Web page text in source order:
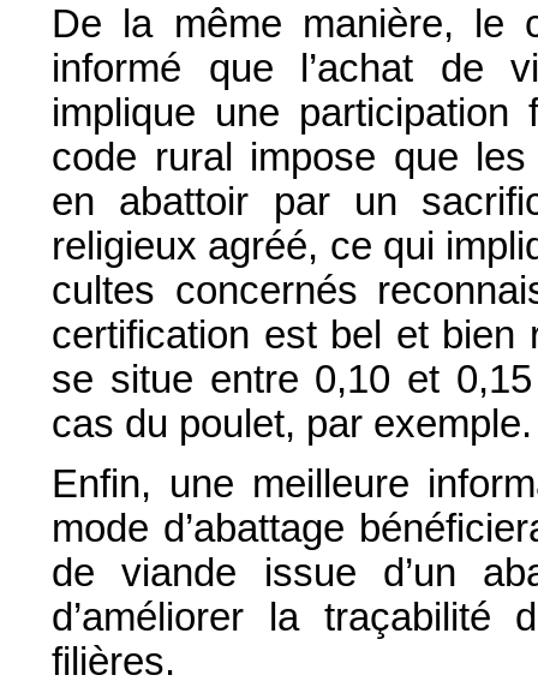
De la même manière, le
informé que l’achat de
implique une
code rural impose que
en abattoir par un
religieux agréé, ce qui
cultes concernés
certification est bel et bien
se situe entre 0,10 et
cas du poulet, par exemple.
Enfin, une meilleure
mode d’abattage
de viande issue d’un
d’améliorer la
filières.